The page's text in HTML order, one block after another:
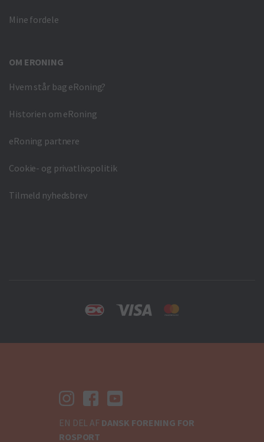
Mine fordele
OM ERONING
Hvem står bag eRoning?
Historien om eRoning
eRoning partnere
Cookie- og privatlivspolitik
Tilmeld nyhedsbrev
EN DEL AF DANSK FORENING FOR
ROSPORT